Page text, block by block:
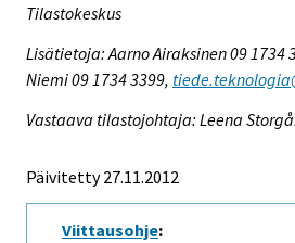
Tilastokeskus
Lisätietoja: Aarno Airaksinen 09 1734
Niemi 09 1734 3399,
Vastaava tilastojohtaja: Leena
Päivitetty 27.11.2012
Viittausohje: